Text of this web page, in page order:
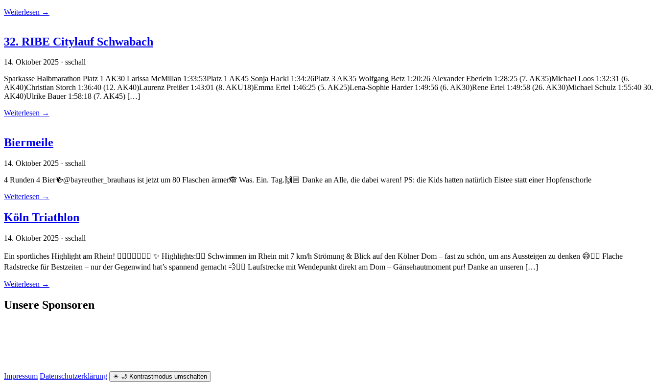
Weiterlesen →
32. RIBE Citylauf Schwabach
14. Oktober 2025 · sschall
Sparkasse Halbmarathon Platz 1 AK30 Larissa McMillan 1:33:53Platz 1 AK45 Sonja Hackl 1:34:26Platz 3 AK35 Wolfgang Betz 1:20:26 Alexander Eberlein 1:28:25 (7. AK35)Michael Loos 1:32:31 (6.
AK40)Christian Storch 1:36:40 (12. AK40)Laurenz Preißer 1:43:01 (8. AKU18)Emma Ertel 1:46:25 (5. AK25)Lena-Sophie Harder 1:49:56 (6. AK30)Rene Ertel 1:49:58 (26. AK30)Michael Schulz 1:55:40 30.
AK40)Ulrike Bauer 1:58:18 (7. AK45) […]
Weiterlesen →
Biermeile
14. Oktober 2025 · sschall
4 Runden 4 Bier🍻@bayreuther_brauhaus ist jetzt um 80 Flaschen ärmer🙈 Was. Ein. Tag.🙌🏼 Danke an Alle, die dabei waren! PS: die Kids hatten natürlich Eistee statt einer Hopfenschorle
Weiterlesen →
Köln Triathlon
14. Oktober 2025 · sschall
Ein sportliches Highlight am Rhein! 🏊🏼‍♀️🚴‍♂️🏃‍♀️ ✨ Highlights:🏊‍♂️ Schwimmen im Rhein mit 7 km/h Strömung & Blick auf den Kölner Dom – fast zu schön, um ans Aussteigen zu denken 😅🚴‍♀️ Flache
Radstrecke für Bestzeiten – nur der Gegenwind hat’s spannend gemacht 💨🏃‍♂️ Laufstrecke mit Wendepunkt direkt am Dom – Gänsehautmoment pur! Danke an unseren […]
Weiterlesen →
Unsere Sponsoren
Impressum Datenschutzerklärung ☀ 🌙 Kontrastmodus umschalten